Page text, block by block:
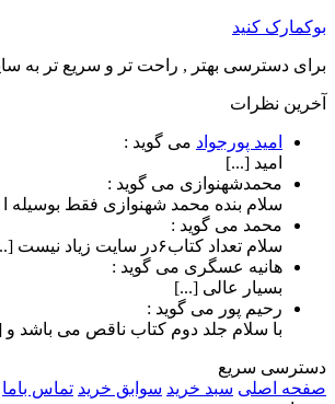
بوکمارک کنید
برای دسترسی بهتر , راحت تر و سریع تر به
آخرین نظرات
امید پورجواد می گوید :
امید [...]
محمدشهنوازی می گوید :
سلام بنده محمد شهنوازی فقط بوسیله
محمد می گوید :
سلام تعداد کتاب۶در سایت زیاد نیست [...]
هانیه عسگری می گوید :
بسیار عالی [...]
رحیم پور می گوید :
با سلام جلد دوم کتاب ناقص می باشد و
دسترسی سریع
صفحه اصلی سبد خرید سوابق خرید تماس باما